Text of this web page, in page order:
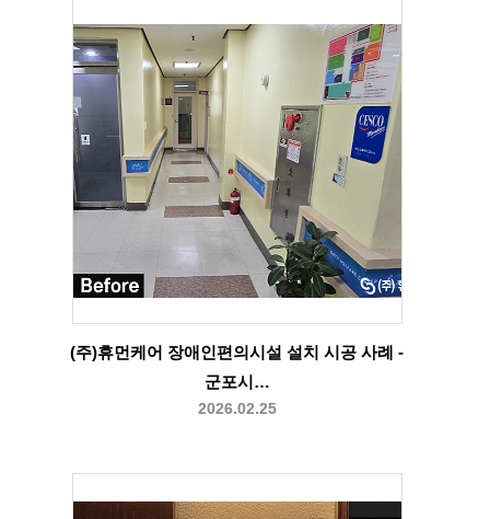
(주)휴먼케어 장애인편의시설 설치 시공 사례 -
군포시…
2026.02.25